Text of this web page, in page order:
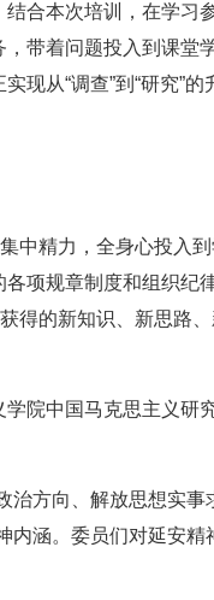
合本次培训，在学
带着问题投入到课
现从“调查”到“研究”的
中精力，全身心投入
项规章制度和组织
得的新知识、新思路
院中国马克思主义
治方向、解放思想实
内涵。委员们对延安